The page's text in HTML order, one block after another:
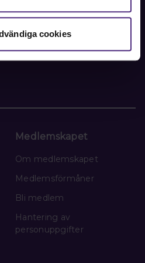
cookies
för pressfrågor under
Medlemskapet
Om medlemskapet
Medlemsförmåner
Bli medlem
Hantering av
personuppgifter